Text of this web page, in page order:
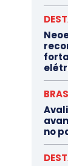
no